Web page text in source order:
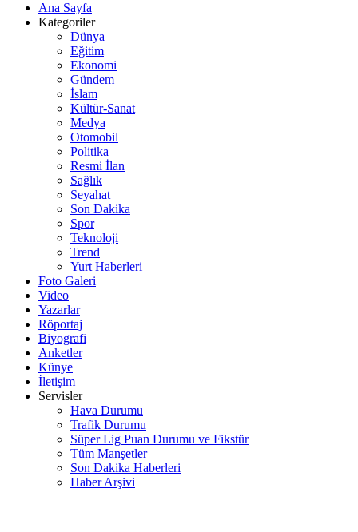
Ana Sayfa
Kategoriler
Dünya
Eğitim
Ekonomi
Gündem
İslam
Kültür-Sanat
Medya
Otomobil
Politika
Resmi İlan
Sağlık
Seyahat
Son Dakika
Spor
Teknoloji
Trend
Yurt Haberleri
Foto Galeri
Video
Yazarlar
Röportaj
Biyografi
Anketler
Künye
İletişim
Servisler
Hava Durumu
Trafik Durumu
Süper Lig Puan Durumu ve Fikstür
Tüm Manşetler
Son Dakika Haberleri
Haber Arşivi